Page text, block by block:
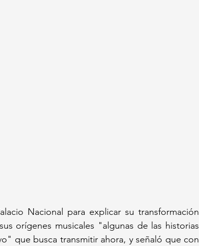
Nacional para explicar su transformación
orígenes musicales "algunas de las historias
que busca transmitir ahora, y señaló que con